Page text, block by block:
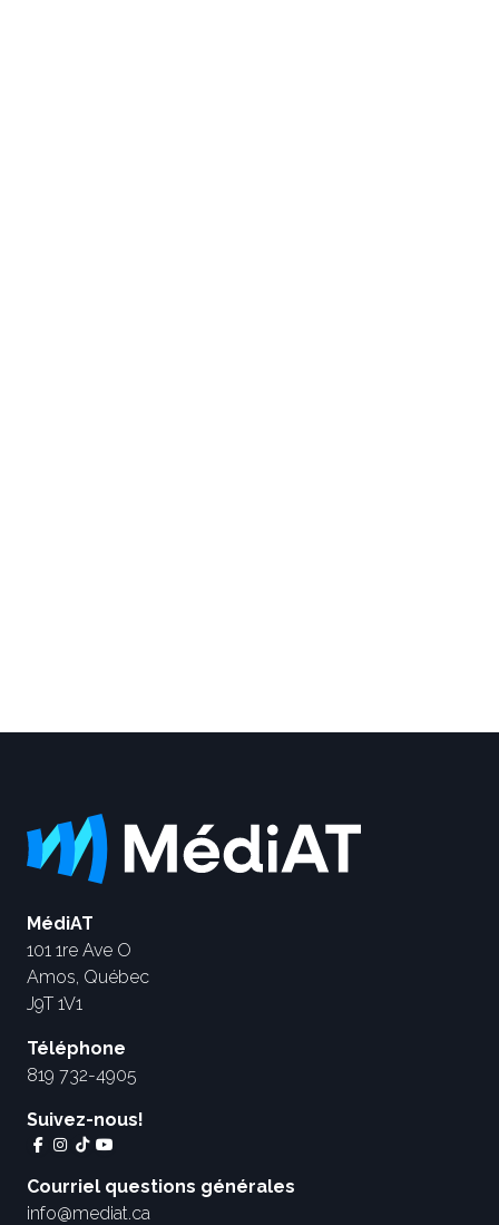
MédiAT
101 1re Ave O
Amos, Québec
J9T 1V1
Téléphone
819 732-4905
Suivez-nous!
Courriel questions générales
info@mediat.ca